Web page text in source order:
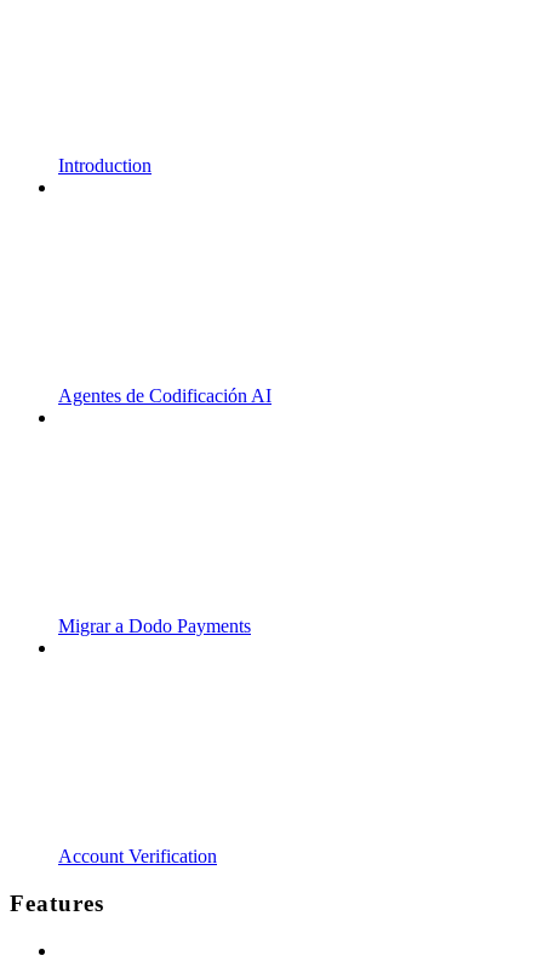
Introduction
Agentes de Codificación AI
Migrar a Dodo Payments
Account Verification
Features